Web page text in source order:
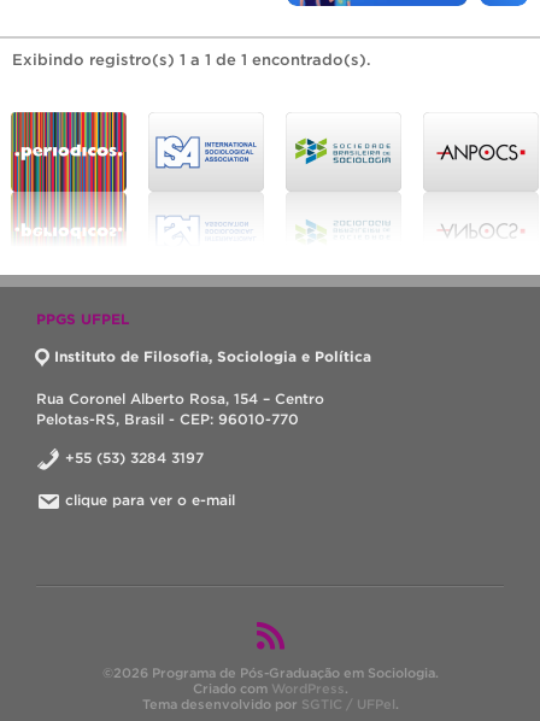
Exibindo registro(s) 1 a 1 de 1 encontrado(s).
PPGS UFPEL
Instituto de Filosofia, Sociologia e Política
Rua Coronel Alberto Rosa, 154 – Centro
Pelotas-RS, Brasil - CEP: 96010-770
+55 (53) 3284 3197
clique para ver o e-mail
©2026 Programa de Pós-Graduação em Sociologia.
Criado com WordPress.
Tema desenvolvido por SGTIC / UFPel.